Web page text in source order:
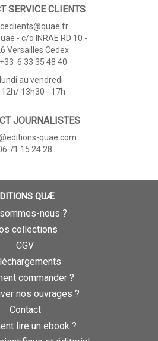
SERVICE CLIENTS
- c/o INRAE RD 10 -
Versailles Cedex
6 33 35 48 40
au vendredi
12h/ 13h30 - 17h
JOURNALISTES
quae.com
71 15 24 28
QUÆ
nous ?
collections
CGV
commander ?
nos ouvrages ?
Contact
lire un ebook ?